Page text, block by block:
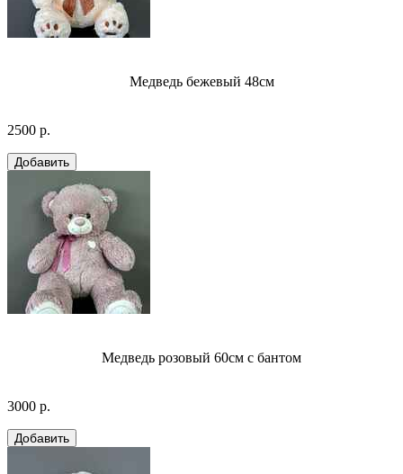
Медведь бежевый 48см
2500 р.
Медведь розовый 60см с бантом
3000 р.